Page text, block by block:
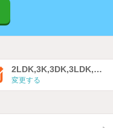
変更する